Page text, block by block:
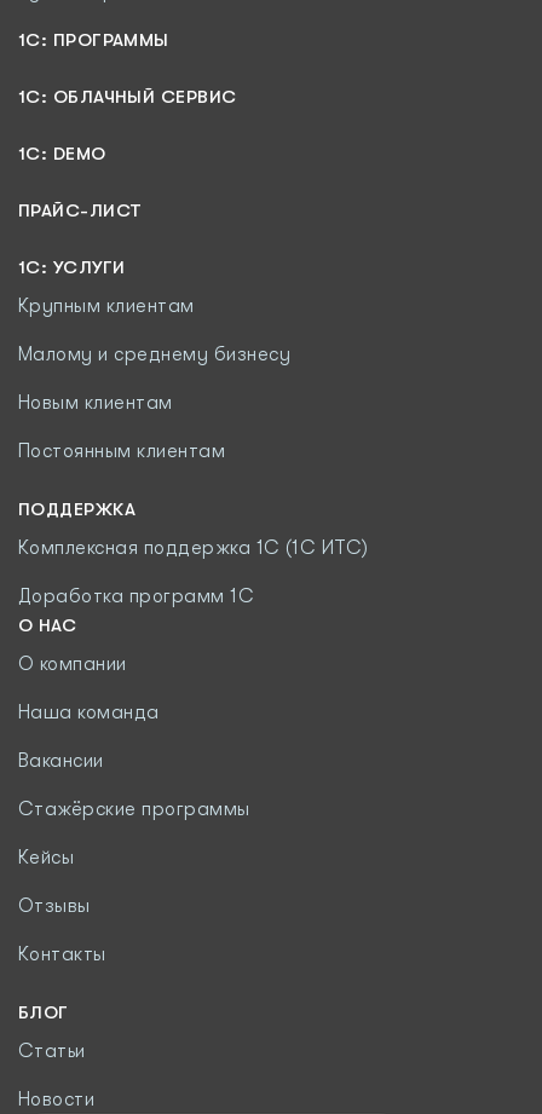
1С: ПРОГРАММЫ
1C: ОБЛАЧНЫЙ СЕРВИС
1C: DEMO
ПРАЙС-ЛИСТ
1С: УСЛУГИ
Крупным клиентам
Малому и среднему бизнесу
Новым клиентам
Постоянным клиентам
ПОДДЕРЖКА
Комплексная поддержка 1С (1С ИТС)
Доработка программ 1С
О НАС
О компании
Наша команда
Вакансии
Стажёрские программы
Кейсы
Отзывы
Контакты
БЛОГ
Статьи
Новости